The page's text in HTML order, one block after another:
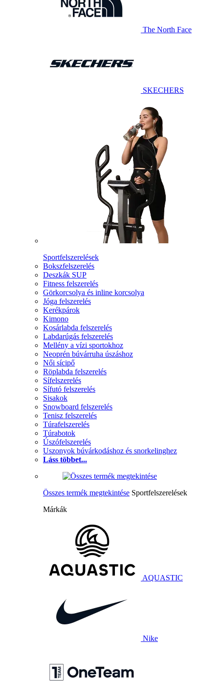
The North Face
SKECHERS
Sportfelszerelések
Bokszfelszerelés
Deszkák SUP
Fitness felszerelés
Görkorcsolya és inline korcsolya
Jóga felszerelés
Kerékpárok
Kimono
Kosárlabda felszerelés
Labdarúgás felszerelés
Mellény a vízi sportokhoz
Neoprén búvárruha úszáshoz
Női sícipő
Röplabda felszerelés
Sífelszerelés
Sífutó felszerelés
Sisakok
Snowboard felszerelés
Tenisz felszerelés
Túrafelszerelés
Túrabotok
Úszófelszerelés
Uszonyok búvárkodáshoz és snorkelinghez
Láss többet...
Összes termék megtekintése Sportfelszerelések
Márkák
AQUASTIC
Nike